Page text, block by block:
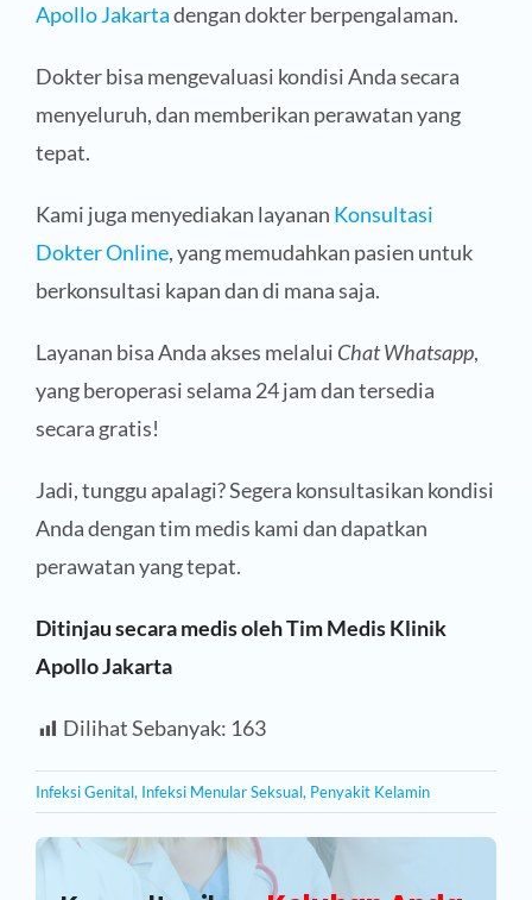
Apollo Jakartadengan dokter berpengalaman.
Dokter bisa mengevaluasi kondisi Anda secara
menyeluruh, dan memberikan perawatan yang
tepat.
Kami juga menyediakan layanan Konsultasi
Dokter Online, yang memudahkan pasien untuk
berkonsultasi kapan dan di mana saja.
Layanan bisa Anda akses melalui Chat Whatsapp,
yang beroperasi selama 24 jam dan tersedia
secara gratis!
Jadi, tunggu apalagi? Segera konsultasikan kondisi
Anda dengan tim medis kami dan dapatkan
perawatan yang tepat.
Ditinjau secara medis oleh Tim Medis Klinik
Apollo Jakarta
Dilihat Sebanyak: 163
Infeksi Genital, Infeksi Menular Seksual, Penyakit Kelamin